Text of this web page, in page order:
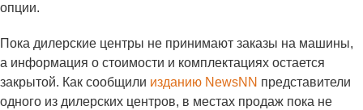
опции.
Пока дилерские центры не принимают заказы на машины,
а информация о стоимости и комплектациях остается
закрытой. Как сообщили изданию NewsNN представители
одного из дилерских центров, в местах продаж пока не